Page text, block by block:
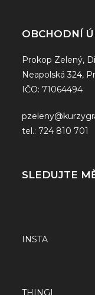
OBCHODNÍ
Prokop Zelený,
Neapolská 324,
IČO: 71064494
tel.: 724 810 701
SLEDUJTE
INSTA
THINGI